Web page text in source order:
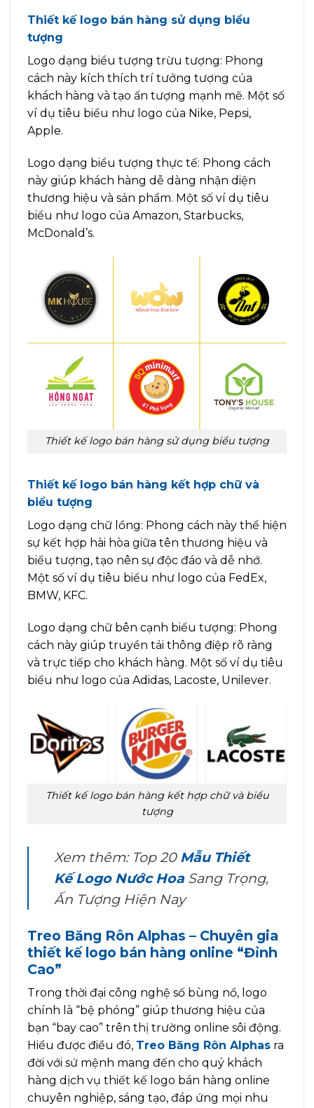
Thiết kế logo bán hàng sử dụng biểu
tượng
Logo dạng biểu tượng trừu tượng: Phong
cách này kích thích trí tưởng tượng của
khách hàng và tạo ấn tượng mạnh mẽ. Một số
ví dụ tiêu biểu như logo của Nike, Pepsi,
Apple.
Logo dạng biểu tượng thực tế: Phong cách
này giúp khách hàng dễ dàng nhận diện
thương hiệu và sản phẩm. Một số ví dụ tiêu
biểu như logo của Amazon, Starbucks,
McDonald’s.
Thiết kế logo bán hàng sử dụng biểu tượng
Thiết kế logo bán hàng kết hợp chữ và
biểu tượng
Logo dạng chữ lồng: Phong cách này thể hiện
sự kết hợp hài hòa giữa tên thương hiệu và
biểu tượng, tạo nên sự độc đáo và dễ nhớ.
Một số ví dụ tiêu biểu như logo của FedEx,
BMW, KFC.
Logo dạng chữ bên cạnh biểu tượng: Phong
cách này giúp truyền tải thông điệp rõ ràng
và trực tiếp cho khách hàng. Một số ví dụ tiêu
biểu như logo của Adidas, Lacoste, Unilever.
Thiết kế logo bán hàng kết hợp chữ và biểu
tượng
Xem thêm: Top 20 Mẫu Thiết
Kế Logo Nước HoaSang Trọng,
Ấn Tượng Hiện Nay
Treo Băng Rôn Alphas – Chuyên gia
thiết kế logo bán hàng online “Đỉnh
Cao”
Trong thời đại công nghệ số bùng nổ, logo
chính là “bệ phóng” giúp thương hiệu của
bạn “bay cao” trên thị trường online sôi động.
Hiểu được điều đó, Treo Băng Rôn Alphas ra
đời với sứ mệnh mang đến cho quý khách
hàng dịch vụ thiết kế logo bán hàng online
chuyên nghiệp, sáng tạo, đáp ứng mọi nhu